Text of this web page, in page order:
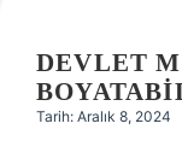
Hakkımızda
DEVLET
Tarih: Aralık 8, 2024